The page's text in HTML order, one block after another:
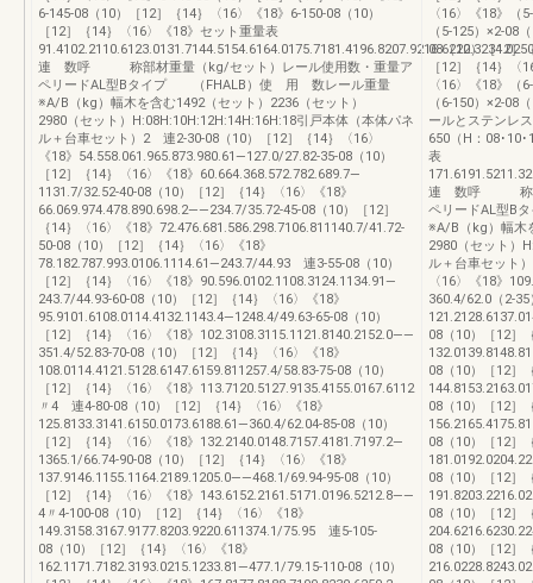
6-145-08（10）［12］｛14｝〈16〉《18》6-150-08（10）
［12］｛14｝〈16〉《18》セット重量表
連 数呼 称部材重量（kg/セット）レール使用数・重量ア
ペリードAL型Bタイプ （FHALB）使 用 数レール重量
※A/B（kg）幅木を含む1492（セット）2236（セット）
2980（セット）H:08H:10H:12H:14H:16H:18引戸本体（本体パネ
ル＋台車セット）2 連2-30-08（10）［12］｛14｝〈16〉
《18》54.558.061.965.873.980.61—127.0/27.82-35-08（10）
［12］｛14｝〈16〉《18》60.664.368.572.782.689.7—
1131.7/32.52-40-08（10）［12］｛14｝〈16〉《18》
66.069.974.478.890.698.2——234.7/35.72-45-08（10）［12］
｛14｝〈16〉《18》72.476.681.586.298.7106.811140.7/41.72-
50-08（10）［12］｛14｝〈16〉《18》
78.182.787.993.0106.1114.61—243.7/44.93 連3-55-08（10）
［12］｛14｝〈16〉《18》90.596.0102.1108.3124.1134.91—
243.7/44.93-60-08（10）［12］｛14｝〈16〉《18》
95.9101.6108.0114.4132.1143.4—1248.4/49.63-65-08（10）
［12］｛14｝〈16〉《18》102.3108.3115.1121.8140.2152.0——
351.4/52.83-70-08（10）［12］｛14｝〈16〉《18》
108.0114.4121.5128.6147.6159.811257.4/58.83-75-08（10）
［12］｛14｝〈16〉《18》113.7120.5127.9135.4155.0167.6112
〃4 連4-80-08（10）［12］｛14｝〈16〉《18》
125.8133.3141.6150.0173.6188.61—360.4/62.04-85-08（10）
［12］｛14｝〈16〉《18》132.2140.0148.7157.4181.7197.2—
1365.1/66.74-90-08（10）［12］｛14｝〈16〉《18》
137.9146.1155.1164.2189.1205.0——468.1/69.94-95-08（10）
［12］｛14｝〈16〉《18》143.6152.2161.5171.0196.5212.8——
4〃4-100-08（10）［12］｛14｝〈16〉《18》
149.3158.3167.9177.8203.9220.611374.1/75.95 連5-105-
08（10）［12］｛14｝〈16〉《18》
162.1171.7182.3193.0215.1233.81—477.1/79.15-110-08（10）
〈16〉《18》（
（5-125）×2-08
08（10）［12］
［12］｛14｝〈
〈16〉《18》（
（6-150）×2-08
ールとステンレ
650（H：08･10
表
連 数呼 称部材
ペリードAL型
※A/B（kg）幅木
2980（セット）
ル＋台車セット
〈16〉《18》
360.4/62.0（2-
08（10）［12］
08（10）［12］
08（10）［12］
08（10）［12］
08（10）［12］
08（10）［12］
08（10）［12］